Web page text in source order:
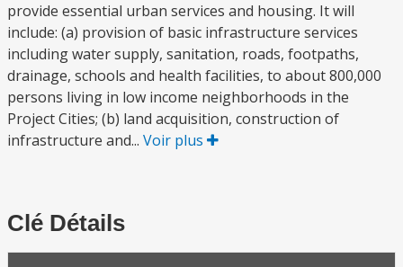
provide essential urban services and housing. It will
include: (a) provision of basic infrastructure services
including water supply, sanitation, roads, footpaths,
drainage, schools and health facilities, to about 800,000
persons living in low income neighborhoods in the
Project Cities; (b) land acquisition, construction of
infrastructure and... Voir plus
Clé Détails